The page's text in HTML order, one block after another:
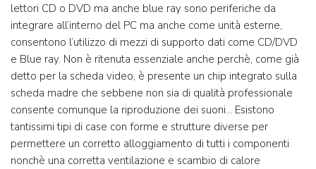
lettori CD o DVD ma anche blue ray sono periferiche da
integrare all’interno del PC ma anche come unità esterne,
consentono l’utilizzo di mezzi di supporto dati come CD/DVD
e Blue ray. Non è ritenuta essenziale anche perchè, come già
detto per la scheda video, è presente un chip integrato sulla
scheda madre che sebbene non sia di qualità professionale
consente comunque la riproduzione dei suoni… Esistono
tantissimi tipi di case con forme e strutture diverse per
permettere un corretto alloggiamento di tutti i componenti
nonchè una corretta ventilazione e scambio di calore